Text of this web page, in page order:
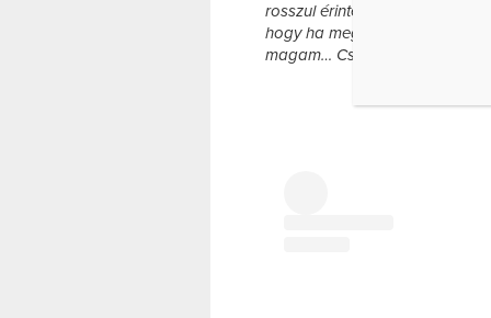
rosszul érintett. Megalázónak
hogy ha meg is tapad a baba,
magam… Csupán a korom és